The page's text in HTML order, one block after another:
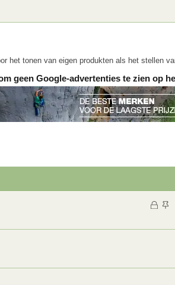
het tonen van eigen produkten als het stellen
geen Google-advertenties te zien op
G
s
t
V
s
e